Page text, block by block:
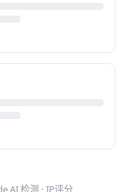
AI 检测 · IP评分